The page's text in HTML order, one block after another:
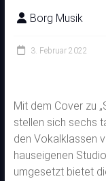
Borg Musik
3. Februar 2022
Mit dem Cover zu
stellen sich sechs
den Vokalklassen
hauseigenen
umgesetzt bietet